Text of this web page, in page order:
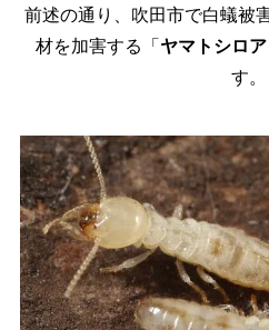
前述の通り、吹田市で白蟻被
材を加害する「 ヤマトシロア
す。